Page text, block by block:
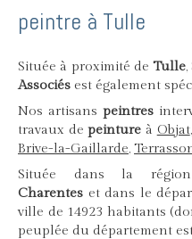
peintre à Tulle
Située à proximité deTulle,
Associés est également
Nos artisans peintres
travaux depeinture à Objat
Brive-la-Gaillarde,
Située dans la
Charentes et dans le
ville de 14923 habitants
peuplée du département